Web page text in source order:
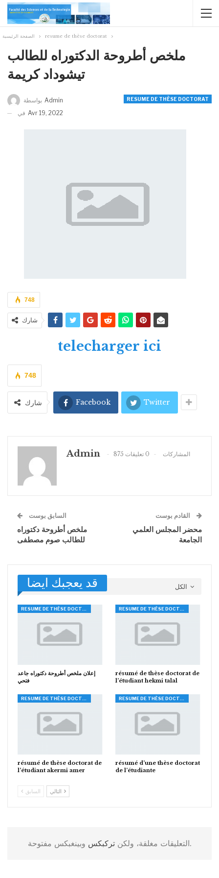
الصفحة الرئيسية resume de thèse doctorat
ملخص أطروحة الدكتوراه للطالب
تيشوداد كريمة
RESUME DE THÈSE DOCTORAT
Admin
Avr 19, 2022
748
شارك
telecharger ici
748
شارك Facebook Twitter
Admin 875 المشاركات 0 تعليقات
السابق بوست
ملخص أطروحة دكتوراه
للطالب صوم مصطفى
محضر المجلس العلمي
الجامعة
قد يعجبك ايضا
إعلان ملخص أطروحة دكتوراه جاعد
فتحي
résumé de thèse doctorat de
l’étudiant hekmi talal
résumé de thèse doctorat de
l’étudiant akermi amer
résumé d’une thèse doctorat
de l’étudiante
السابق
التعليقات مغلقة، ولكنتركبكس وبينغبكس مفتوحة.